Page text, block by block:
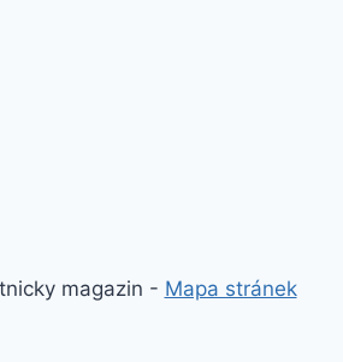
magazin - Mapa stránek